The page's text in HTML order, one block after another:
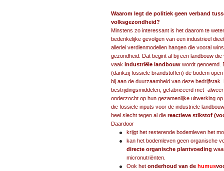
Waarom legt de politiek geen verband
volksgezondheid?
Minstens zo interessant is het daarom te
bedenkelijke gevolgen van een industrieel
allerlei verdienmodellen hangen die vooral
gezondheid. Dat begint al bij een landbouw
vaak industriële landbouw wordt genoemd.
(dankzij fossiele brandstoffen) de bodem
bij aan de duurzaamheid van deze
bestrijdingsmiddelen, gefabriceerd met -
onderzocht op hun gezamenlijke uitwerking
die fossiele inputs voor de industriële
heel slecht tegen al die reactieve stikstof
Daardoor
krijgt het resterende bodemleven het
kan het bodemleven geen organische
directe organische plantvoeding
micronutriënten.
Ook het onderhoud van de humus